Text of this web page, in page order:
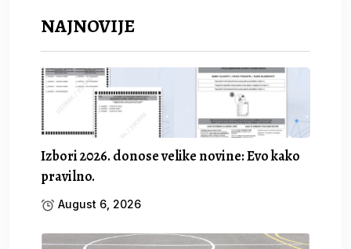
NAJNOVIJE
Izbori 2026. donose velike novine: Evo kako
pravilno.
August 6, 2026